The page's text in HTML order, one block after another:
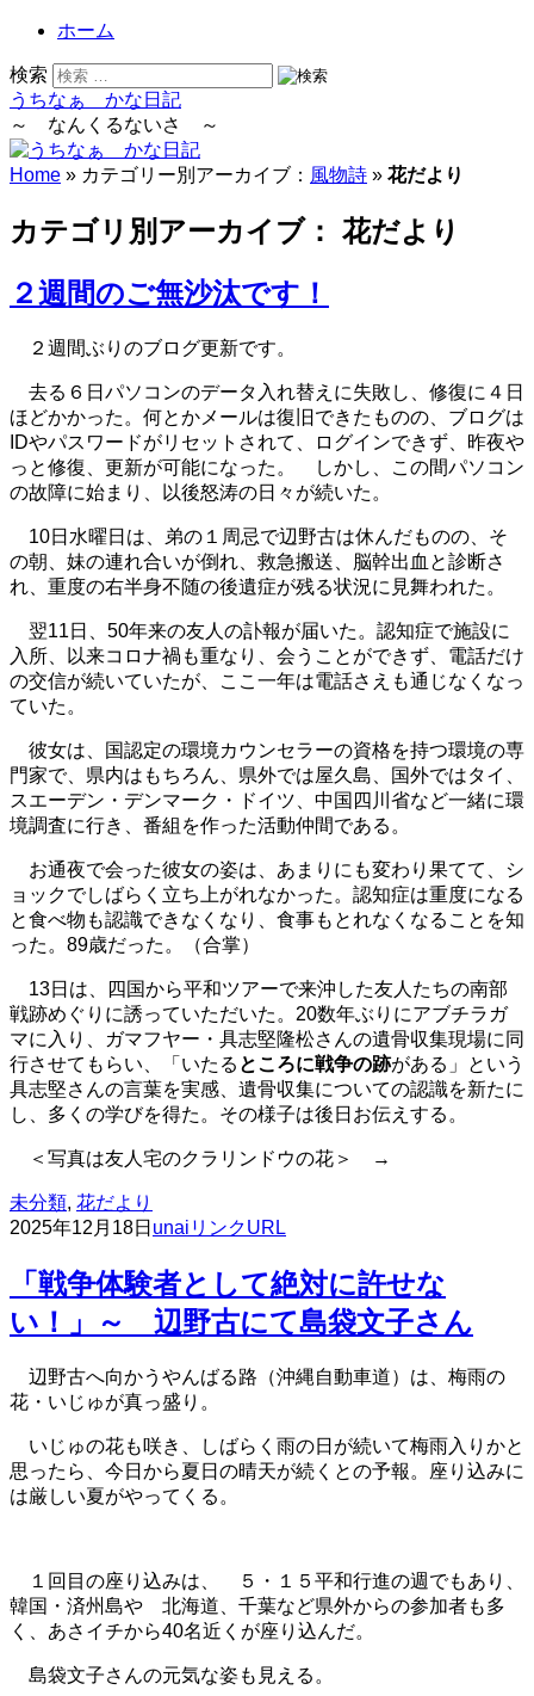
ホーム
検索
うちなぁ かな日記
～ なんくるないさ ～
Home » カテゴリー別アーカイブ： 風物詩 » 花だより
カテゴリ別アーカイブ： 花だより
２週間のご無沙汰です！
２週間ぶりのブログ更新です。
去る６日パソコンのデータ入れ替えに失敗し、修復に４日
ほどかかった。何とかメールは復旧できたものの、ブログは
IDやパスワードがリセットされて、ログインできず、昨夜や
っと修復、更新が可能になった。
しかし、この間パソコン
の故障に始まり、以後怒涛の日々が続いた。
10日水曜日は、弟の１周忌で辺野古は休んだものの、そ
の朝、妹の連れ合いが倒れ、救急搬送、脳幹出血と診断さ
れ、重度の右半身不随の後遺症が残る状況に見舞われた。
翌11日、50年来の友人の訃報が届いた。認知症で施設に
入所、以来コロナ禍も重なり、会うことができず、電話だけ
の交信が続いていたが、ここ一年は電話さえも通じなくなっ
ていた。
彼女は、国認定の環境カウンセラーの資格を持つ環境の専
門家で、県内はもちろん、県外では屋久島、国外ではタイ、
スエーデン・デンマーク・ドイツ、中国四川省など一緒に環
境調査に行き、番組を作った活動仲間である。
お通夜で会った彼女の姿は、あまりにも変わり果てて、シ
ョックでしばらく立ち上がれなかった。認知症は重度になる
と食べ物も認識できなくなり、食事もとれなくなることを知
った。89歳だった。（合掌）
13日は、四国から平和ツアーで来沖した友人たちの南部
戦跡めぐりに誘っていただいた。20数年ぶりにアブチラガ
マに入り、ガマフヤー・具志堅隆松さんの遺骨収集現場に同
行させてもらい、「いたる ところに戦争の跡がある」という
具志堅さんの言葉を実感、遺骨収集についての認識を新たに
し、多くの学びを得た。その様子は後日お伝えする。
＜写真は友人宅のクラリンドウの花＞ →
未分類, 花だより
2025年12月18日 unai リンクURL
「戦争体験者として絶対に許せな
い！」～ 辺野古にて島袋文子さん
辺野古へ向かうやんばる路（沖縄自動車道）は、梅雨の
花・いじゅが真っ盛り。
いじゅの花も咲き、しばらく雨の日が続いて梅雨入りかと
思ったら、今日から夏日の晴天が続くとの予報。座り込みに
は厳しい夏がやってくる。
１回目の座り込みは、 ５・１５平和行進の週でもあり、
韓国・済州島や 北海道、千葉など県外からの参加者も多
く、あさイチから40名近くが座り込んだ。
島袋文子さんの元気な姿も見える。